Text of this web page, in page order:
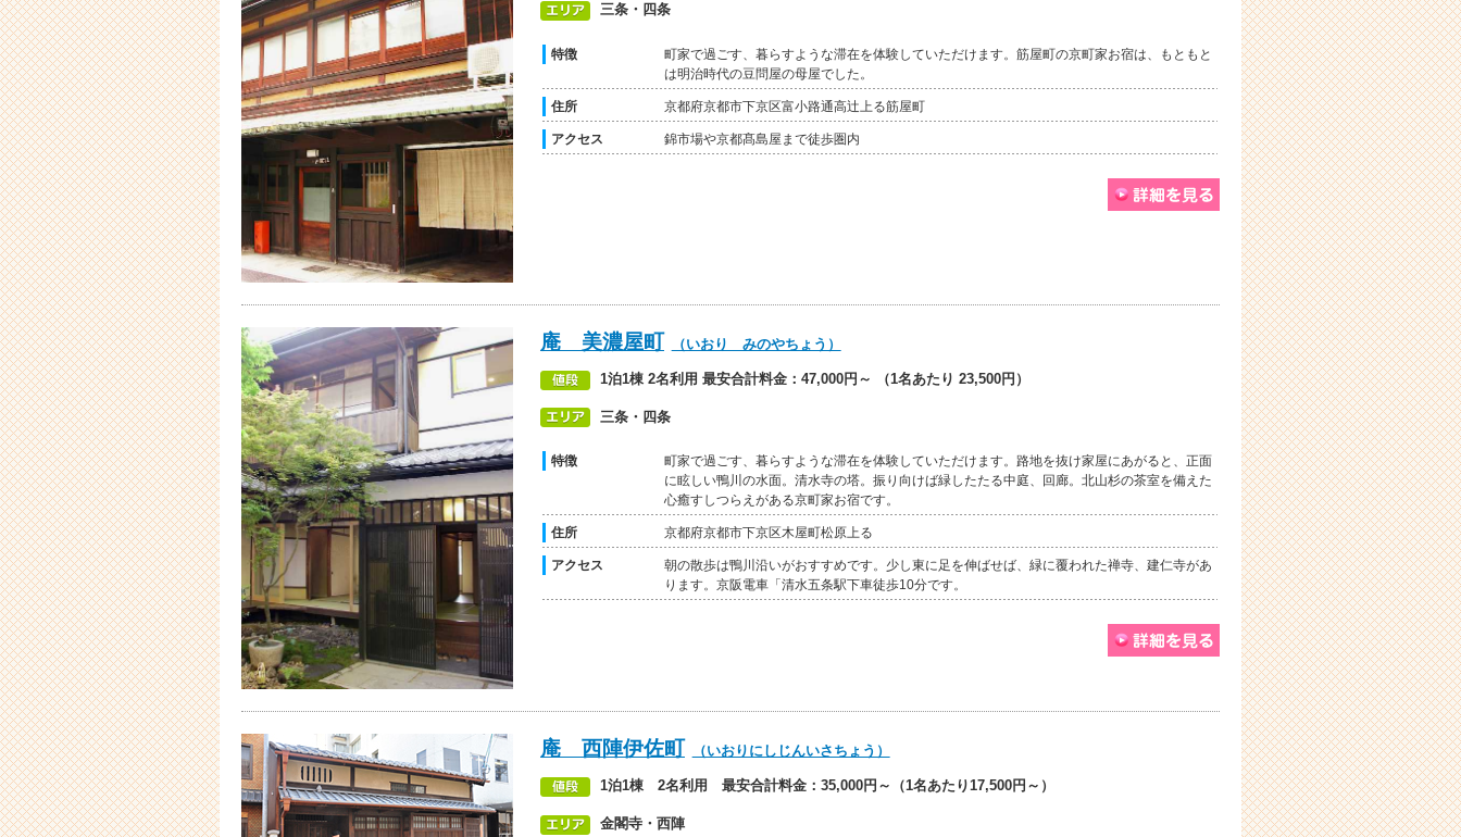
三条・四条
特徴
町家で過ごす、暮らすような滞在を体験していただけます。筋屋町の京町家お宿は、もともと
は明治時代の豆問屋の母屋でした。
住所 京都府京都市下京区富小路通高辻上る筋屋町
アクセス 錦市場や京都髙島屋まで徒歩圏内
庵 美濃屋町 （いおり みのやちょう）
1泊1棟 2名利用 最安合計料金：47,000円～ （1名あたり 23,500円）
三条・四条
特徴
町家で過ごす、暮らすような滞在を体験していただけます。路地を抜け家屋にあがると、正面
に眩しい鴨川の水面。清水寺の塔。振り向けば緑したたる中庭、回廊。北山杉の茶室を備えた
心癒すしつらえがある京町家お宿です。
住所 京都府京都市下京区木屋町松原上る
アクセス
朝の散歩は鴨川沿いがおすすめです。少し東に足を伸ばせば、緑に覆われた禅寺、建仁寺があ
ります。京阪電車「清水五条駅下車徒歩10分です。
庵 西陣伊佐町 （いおりにしじんいさちょう）
1泊1棟 2名利用 最安合計料金：35,000円～（1名あたり17,500円～）
金閣寺・西陣